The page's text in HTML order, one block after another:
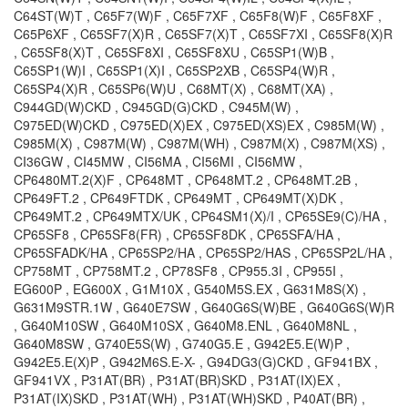
C64ST(W)T , C65F7(W)F , C65F7XF , C65F8(W)F , C65F8XF ,
C65P6XF , C65SF7(X)R , C65SF7(X)T , C65SF7XI , C65SF8(X)R
, C65SF8(X)T , C65SF8XI , C65SF8XU , C65SP1(W)B ,
C65SP1(W)I , C65SP1(X)I , C65SP2XB , C65SP4(W)R ,
C65SP4(X)R , C65SP6(W)U , C68MT(X) , C68MT(XA) ,
C944GD(W)CKD , C945GD(G)CKD , C945M(W) ,
C975ED(W)CKD , C975ED(X)EX , C975ED(XS)EX , C985M(W) ,
C985M(X) , C987M(W) , C987M(WH) , C987M(X) , C987M(XS) ,
CI36GW , CI45MW , CI56MA , CI56MI , CI56MW ,
CP6480MT.2(X)F , CP648MT , CP648MT.2 , CP648MT.2B ,
CP649FT.2 , CP649FTDK , CP649MT , CP649MT(X)DK ,
CP649MT.2 , CP649MTX/UK , CP64SM1(X)/I , CP65SE9(C)/HA ,
CP65SF8 , CP65SF8(FR) , CP65SF8DK , CP65SFA/HA ,
CP65SFADK/HA , CP65SP2/HA , CP65SP2/HAS , CP65SP2L/HA ,
CP758MT , CP758MT.2 , CP78SF8 , CP955.3I , CP955I ,
EG600P , EG600X , G1M10X , G540M5S.EX , G631M8S(X) ,
G631M9STR.1W , G640E7SW , G640G6S(W)BE , G640G6S(W)R
, G640M10SW , G640M10SX , G640M8.ENL , G640M8NL ,
G640M8SW , G740E5S(W) , G740G5.E , G942E5.E(W)P ,
G942E5.E(X)P , G942M6S.E-X- , G94DG3(G)CKD , GF941BX ,
GF941VX , P31AT(BR) , P31AT(BR)SKD , P31AT(IX)EX ,
P31AT(IX)SKD , P31AT(WH) , P31AT(WH)SKD , P40AT(BR) ,